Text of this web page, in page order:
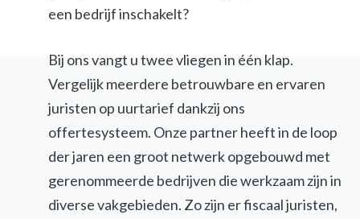
een bedrijf inschakelt?
Bij ons vangt u twee vliegen in één klap.
Vergelijk meerdere betrouwbare en ervaren
juristen op uurtarief dankzij ons
offertesysteem. Onze partner heeft in de loop
der jaren een groot netwerk opgebouwd met
gerenommeerde bedrijven die werkzaam zijn in
diverse vakgebieden. Zo zijn er fiscaal juristen,